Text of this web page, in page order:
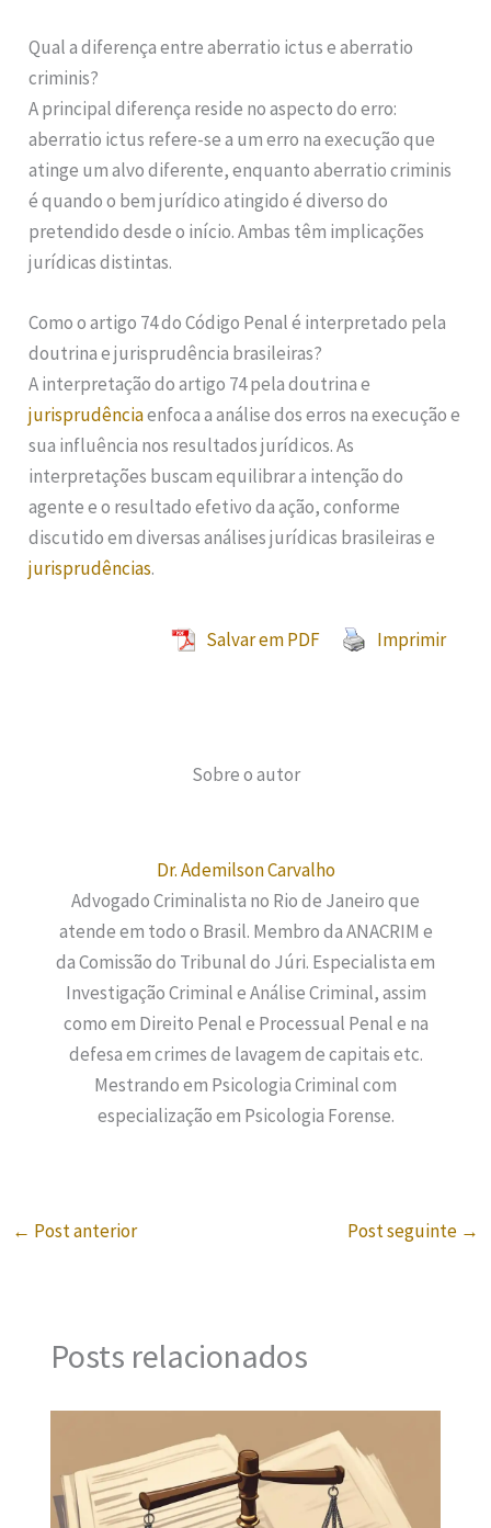
Qual a diferença entre aberratio ictus e aberratio
criminis?
A principal diferença reside no aspecto do erro:
aberratio ictus refere-se a um erro na execução que
atinge um alvo diferente, enquanto aberratio criminis
é quando o bem jurídico atingido é diverso do
pretendido desde o início. Ambas têm implicações
jurídicas distintas.
Como o artigo 74 do Código Penal é interpretado pela
doutrina e jurisprudência brasileiras?
A interpretação do artigo 74 pela doutrina e
jurisprudênciaenfoca a análise dos erros na execução e
sua influência nos resultados jurídicos. As
interpretações buscam equilibrar a intenção do
agente e o resultado efetivo da ação, conforme
discutido em diversas análises jurídicas brasileiras e
jurisprudências.
Salvar em PDF Imprimir
Sobre o autor
Dr. Ademilson Carvalho
Advogado Criminalista no Rio de Janeiro que
atende em todo o Brasil. Membro da ANACRIM e
da Comissão do Tribunal do Júri. Especialista em
Investigação Criminal e Análise Criminal, assim
como em Direito Penal e Processual Penal e na
defesa em crimes de lavagem de capitais etc.
Mestrando em Psicologia Criminal com
especialização em Psicologia Forense.
← Post anterior Post seguinte →
Posts relacionados